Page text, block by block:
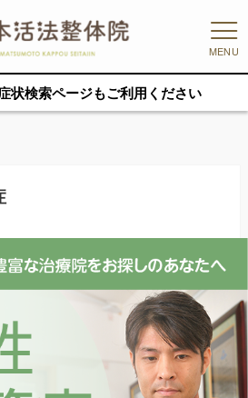
MENU
状検索ページもご利用ください